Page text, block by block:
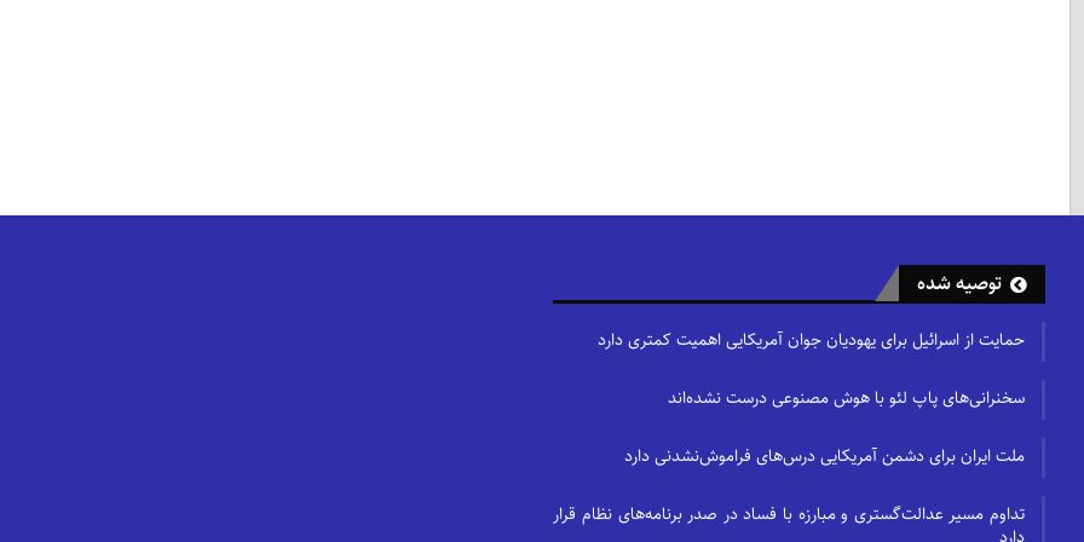
توصیه شده
حمایت از اسرائیل برای یهودیان جوان آمریکایی اهمیت کمتری دارد
سخنرانی‌های پاپ لئو با هوش مصنوعی درست نشده‌اند
ملت ایران برای دشمن آمریکایی درس‌های فراموش‌نشدنی دارد
تداوم مسیر عدالت‌گستری و مبارزه با فساد در صدر برنامه‌های نظام قرار